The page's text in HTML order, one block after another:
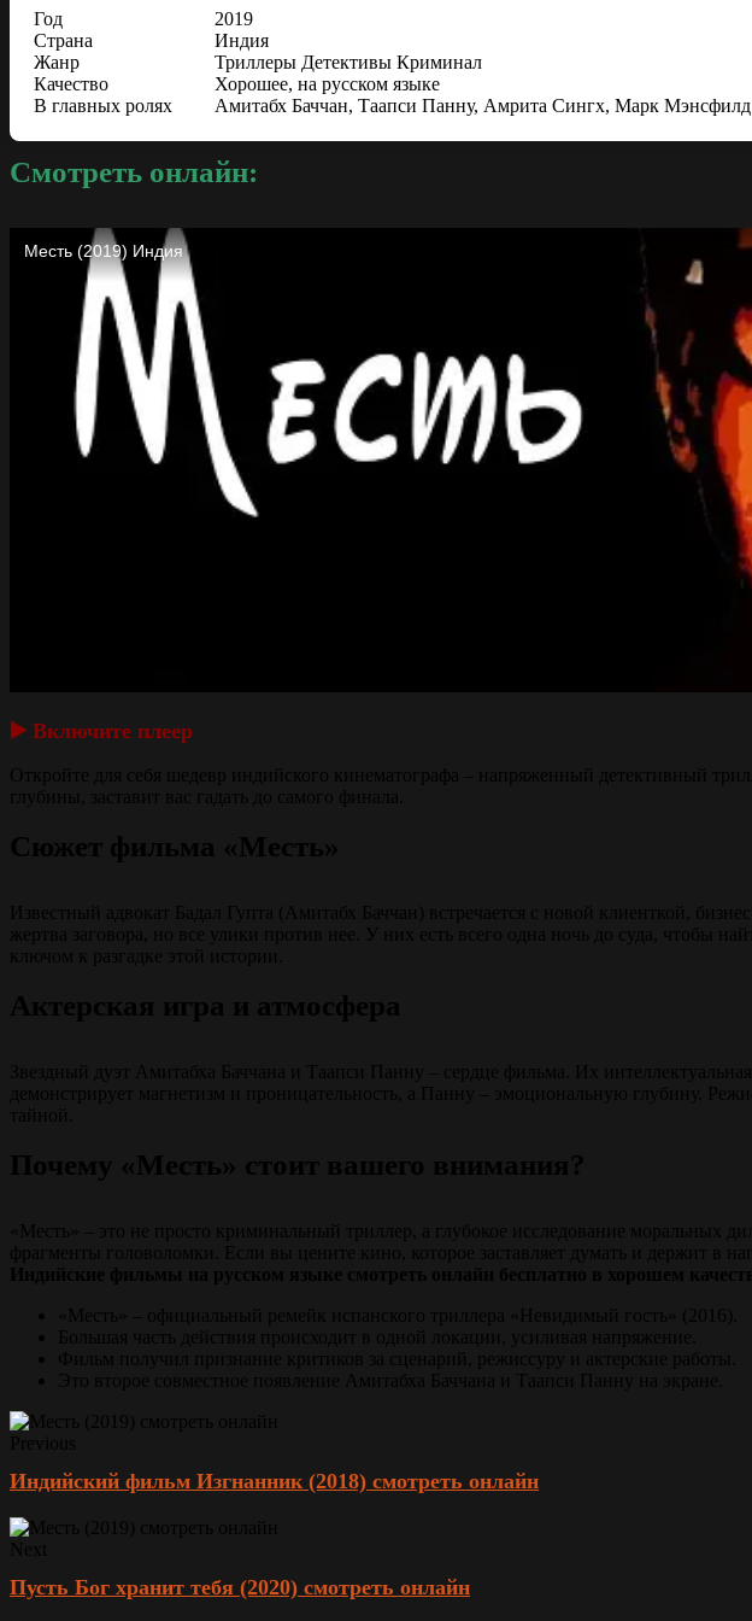
Год
2019
Страна
Индия
Жанр
Триллеры Детективы Криминал
Качество
Хорошее, на русском языке
В главных ролях
Амитабх Баччан, Таапси Панну, Амрита Сингх, Марк Мэнсфилд
Смотреть онлайн:
▶️ Включите плеер
Индийский фильм Изгнанник (2018) смотреть онлайн
Пусть Бог хранит тебя (2020) смотреть онлайн